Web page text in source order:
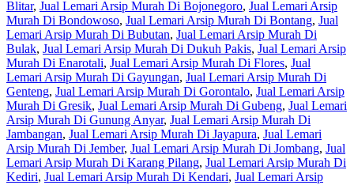
Blitar, Jual Lemari Arsip Murah Di Bojonegoro, Jual Lemari Arsip
Murah Di Bondowoso, Jual Lemari Arsip Murah Di Bontang, Jual
Lemari Arsip Murah Di Bubutan, Jual Lemari Arsip Murah Di
Bulak, Jual Lemari Arsip Murah Di Dukuh Pakis, Jual Lemari Arsip
Murah Di Enarotali, Jual Lemari Arsip Murah Di Flores, Jual
Lemari Arsip Murah Di Gayungan, Jual Lemari Arsip Murah Di
Genteng, Jual Lemari Arsip Murah Di Gorontalo, Jual Lemari Arsip
Murah Di Gresik, Jual Lemari Arsip Murah Di Gubeng, Jual Lemari
Arsip Murah Di Gunung Anyar, Jual Lemari Arsip Murah Di
Jambangan, Jual Lemari Arsip Murah Di Jayapura, Jual Lemari
Arsip Murah Di Jember, Jual Lemari Arsip Murah Di Jombang, Jual
Lemari Arsip Murah Di Karang Pilang, Jual Lemari Arsip Murah Di
Kediri, Jual Lemari Arsip Murah Di Kendari, Jual Lemari Arsip